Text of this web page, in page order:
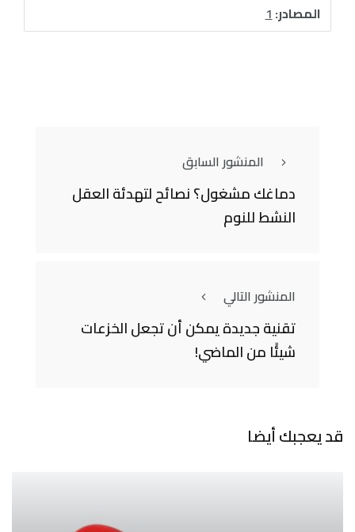
المصادر:1
المنشور السابق
دماغك مشغول؟ نصائح لتهدئة العقل
النشط للنوم
المنشور التالي
تقنية جديدة يمكن أن تجعل الخزعات
شيئًا من الماضي!
قد يعجبك أيضا